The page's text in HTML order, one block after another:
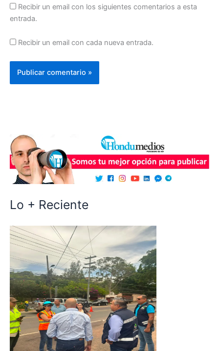
Recibir un email con los siguientes comentarios a esta
entrada.
Recibir un email con cada nueva entrada.
Lo + Reciente